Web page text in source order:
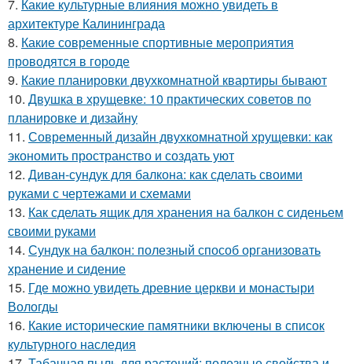
7. Какие культурные влияния можно увидеть в
архитектуре Калининграда
8. Какие современные спортивные мероприятия
проводятся в городе
9. Какие планировки двухкомнатной квартиры бывают
10. Двушка в хрущевке: 10 практических советов по
планировке и дизайну
11. Современный дизайн двухкомнатной хрущевки: как
экономить пространство и создать уют
12. Диван-сундук для балкона: как сделать своими
руками с чертежами и схемами
13. Как сделать ящик для хранения на балкон с сиденьем
своими руками
14. Сундук на балкон: полезный способ организовать
хранение и сидение
15. Где можно увидеть древние церкви и монастыри
Вологды
16. Какие исторические памятники включены в список
культурного наследия